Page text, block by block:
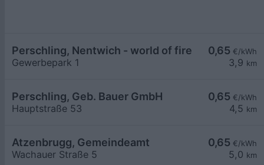
0,65 €/kWh
3,9 km
Perschling, Nentwich - world of fire
Gewerbepark 1
0,65 €/kWh
4,5 km
Perschling, Geb. Bauer GmbH
Hauptstraße 53
0,65 €/kWh
5,0 km
Atzenbrugg, Gemeindeamt
Wachauer Straße 5